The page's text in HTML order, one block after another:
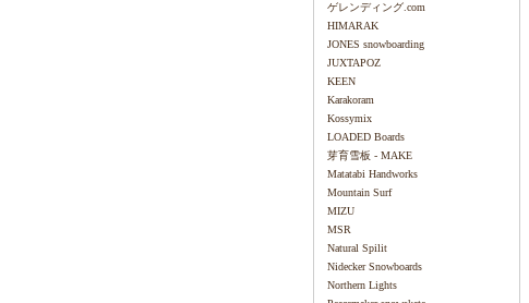
ゲレンディング.com
HIMARAK
JONES snowboarding
JUXTAPOZ
KEEN
Karakoram
Kossymix
LOADED Boards
芽育雪板 - MAKE
Matatabi Handworks
Mountain Surf
MIZU
MSR
Natural Spilit
Nidecker Snowboards
Northern Lights